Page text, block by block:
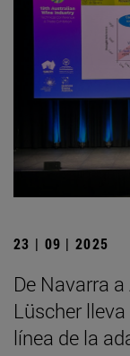
23 | 09 | 2025
De Navarra
Lüscher
línea de la